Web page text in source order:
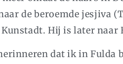
de beroemde jesjiva
Hij is later naar
dat ik in Fulda